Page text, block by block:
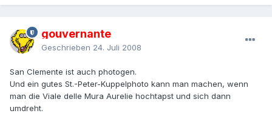
gouvernante
Geschrieben 24. Juli 2008
San Clemente ist auch photogen.
Und ein gutes St.-Peter-Kuppelphoto kann man machen, wenn
man die Viale delle Mura Aurelie hochtapst und sich dann
umdreht.